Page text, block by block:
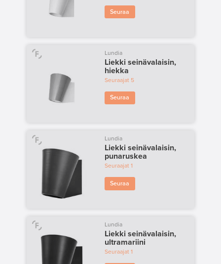
Seuraa
Lundia
Liekki seinävalaisin,
hiekka
Seuraajat 5
Seuraa
Lundia
Liekki seinävalaisin,
punaruskea
Seuraajat1
Seuraa
Lundia
Liekki seinävalaisin,
ultramariini
Seuraajat1